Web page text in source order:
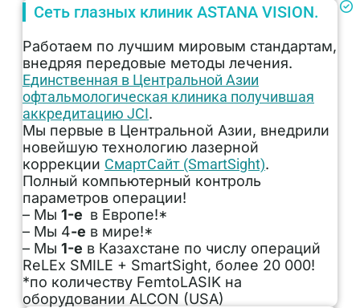
Сеть глазных клиник ASTANA VISION.
Работаем по лучшим мировым стандартам,
внедряя передовые методы лечения.
Единственная в Центральной Азии
офтальмологическая клиника получившая
аккредитацию JCI.
Мы первые в Центральной Азии, внедрили
новейшую технологию лазерной
коррекции СмартСайт (SmartSight).
Полный компьютерный контроль
параметров операции!
– Мы 1-е в Европе!*
– Мы 4-е в мире!*
– Мы 1-е в Казахстане по числу операций
ReLEx SMILE + SmartSight, более 20 000!
*по количеству FemtoLASIK на
оборудовании ALCON (USA)